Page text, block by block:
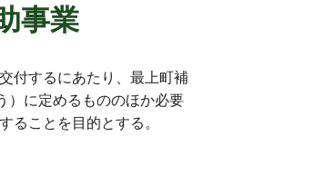
事業
付するにあたり、最上町補
）に定めるもののほか必要
ることを目的とする。